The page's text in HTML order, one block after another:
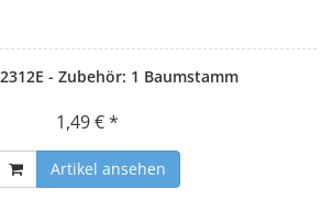
- Zubehör: 1 Baumstamm
1,49 € *
Artikel ansehen